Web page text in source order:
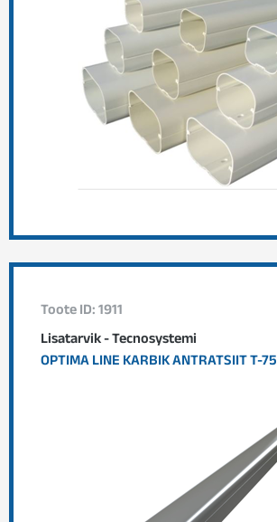
Toote ID: 1911
Lisatarvik - Tecnosystemi
OPTIMA LINE KARBIK ANTRATSIIT T-75